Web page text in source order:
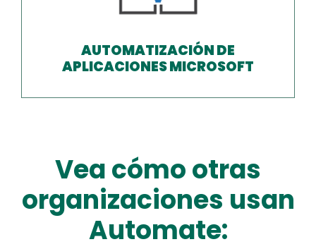
AUTOMATIZACIÓN DE
APLICACIONES MICROSOFT
Vea cómo otras
organizaciones usan
Automate: